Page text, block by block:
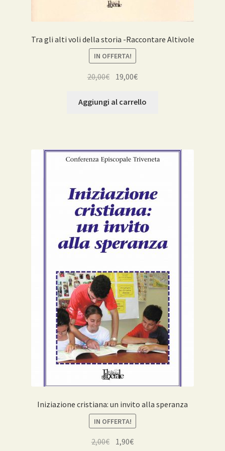
Tra gli alti voli della storia -Raccontare Altivole
IN OFFERTA!
20,00€
originale
19,00€Il
attuale
Aggiungi al carrello
Iniziazione cristiana: un invito alla speranza
IN OFFERTA!
2,00€ 1,90€Il